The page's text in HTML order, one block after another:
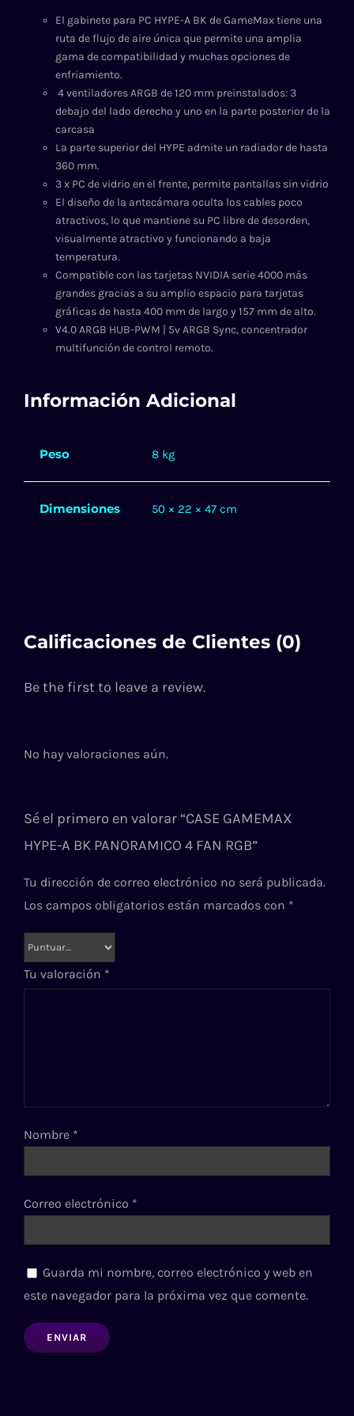
El gabinete para PC HYPE-A BK de GameMax tiene una
ruta de flujo de aire única que permite una amplia
gama de compatibilidad y muchas opciones de
enfriamiento.
4 ventiladores ARGB de 120 mm preinstalados: 3
debajo del lado derecho y uno en la parte posterior de la
carcasa
La parte superior del HYPE admite un radiador de hasta
360 mm.
3 x PC de vidrio en el frente, permite pantallas sin vidrio
El diseño de la antecámara oculta los cables poco
atractivos, lo que mantiene su PC libre de desorden,
visualmente atractivo y funcionando a baja
temperatura.
Compatible con las tarjetas NVIDIA serie 4000 más
grandes gracias a su amplio espacio para tarjetas
gráficas de hasta 400 mm de largo y 157 mm de alto.
V4.0 ARGB HUB-PWM | 5v ARGB Sync, concentrador
multifunción de control remoto.
Información Adicional
Peso 8 kg
Dimensiones 50 × 22 × 47 cm
Calificaciones de Clientes (0)
Be the first to leave a review.
No hay valoraciones aún.
Sé el primero en valorar “CASE GAMEMAX
HYPE-A BK PANORAMICO 4 FAN RGB”
Tu dirección de correo electrónico no será publicada.
Los campos obligatorios están marcados con *
Tu valoración *
Nombre *
Correo electrónico *
Guarda mi nombre, correo electrónico y web en
este navegador para la próxima vez que comente.